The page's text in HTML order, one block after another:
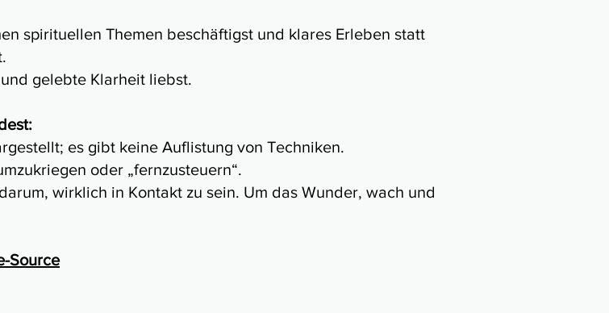
spirituellen Themen beschäftigst und klares Erleben statt
gelebte Klarheit liebst.
es gibt keine Auflistung von Techniken.
oder „fernzusteuern“.
wirklich in Kontakt zu sein. Um das Wunder, wach und
Source